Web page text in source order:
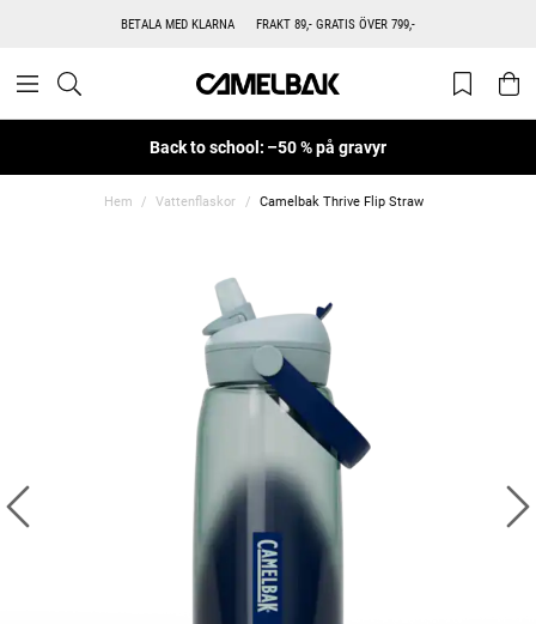
BETALA MED KLARNA FRAKT 89,- GRATIS ÖVER 799,-
Back to school: –50 % på gravyr
Hem Vattenflaskor Camelbak Thrive Flip Straw